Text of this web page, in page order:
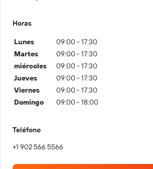
Horas
Lunes
09:00 - 17:30
Martes
09:00 - 17:30
miércoles
09:00 - 17:30
Jueves
09:00 - 17:30
Viernes
09:00 - 17:30
Domingo
09:00 - 18:00
Teléfono
+1 902 566 5566